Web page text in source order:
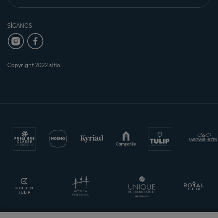
SÍGANOS
Copyright 2022 sitio